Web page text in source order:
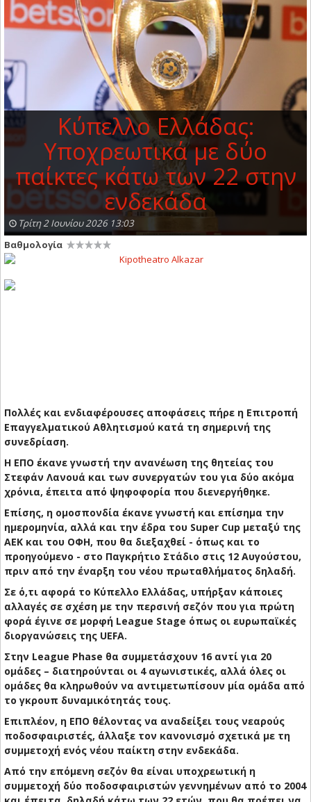
Κύπελλο Ελλάδας:
Υποχρεωτικά με δύο
παίκτες κάτω των 22 στην
ενδεκάδα
Τρίτη 2 Ιουνίου 2026 13:03
Βαθμολογία
Πολλές και ενδιαφέρουσες αποφάσεις πήρε η Επιτροπή
Επαγγελματικού Αθλητισμού κατά τη σημερινή της
συνεδρίαση.
Η ΕΠΟ έκανε γνωστή την ανανέωση της θητείας του
Στεφάν Λανουά και των συνεργατών του για δύο ακόμα
χρόνια, έπειτα από ψηφοφορία που διενεργήθηκε.
Επίσης, η ομοσπονδία έκανε γνωστή και επίσημα την
ημερομηνία, αλλά και την έδρα του Super Cup μεταξύ της
ΑΕΚ και του ΟΦΗ, που θα διεξαχθεί - όπως και το
προηγούμενο - στο Παγκρήτιο Στάδιο στις 12 Αυγούστου,
πριν από την έναρξη του νέου πρωταθλήματος δηλαδή.
Σε ό,τι αφορά το Κύπελλο Ελλάδας, υπήρξαν κάποιες
αλλαγές σε σχέση με την περσινή σεζόν που για πρώτη
φορά έγινε σε μορφή League Stage όπως οι ευρωπαϊκές
διοργανώσεις της UEFA.
Στην League Phase θα συμμετάσχουν 16 αντί για 20
ομάδες – διατηρούνται οι 4 αγωνιστικές, αλλά όλες οι
ομάδες θα κληρωθούν να αντιμετωπίσουν μία ομάδα από
το γκρουπ δυναμικότητάς τους.
Επιπλέον, η ΕΠΟ θέλοντας να αναδείξει τους νεαρούς
ποδοσφαιριστές, άλλαξε τον κανονισμό σχετικά με τη
συμμετοχή ενός νέου παίκτη στην ενδεκάδα.
Από την επόμενη σεζόν θα είναι υποχρεωτική η
συμμετοχή δύο ποδοσφαιριστών γεννημένων από το 2004